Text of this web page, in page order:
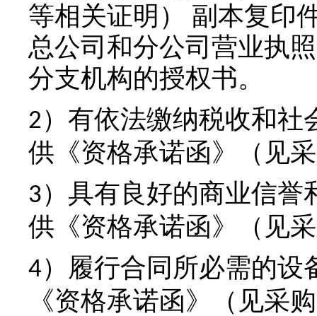
等相关证明）
副本复印
总公司和分公司营业执
分支机构的授权书。
2）有依法缴纳税收和
供《资格承诺函》（见
3）具有良好的商业信
供《资格承诺函》（见
4）履行合同所必需的设
《资格承诺函》（见采